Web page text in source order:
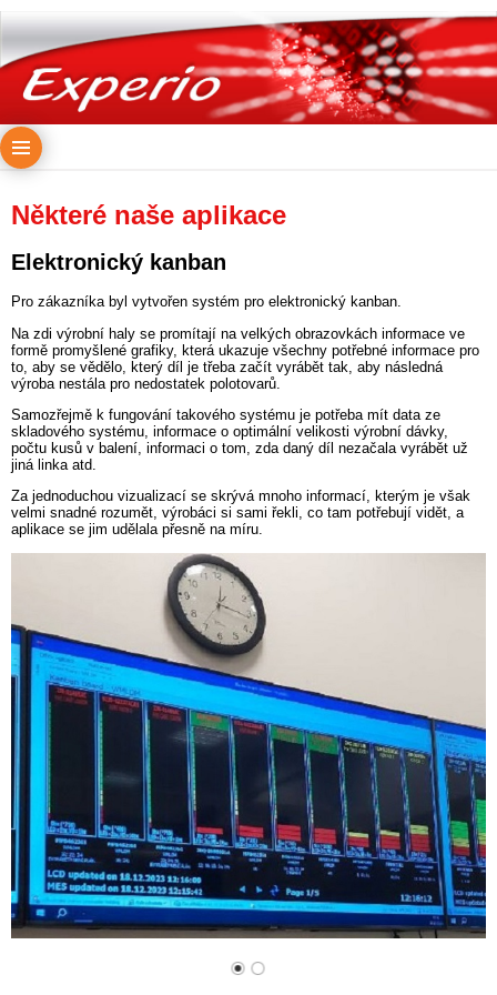
Některé naše aplikace
Elektronický kanban
Pro zákazníka byl vytvořen systém pro elektronický kanban.
Na zdi výrobní haly se promítají na velkých obrazovkách informace ve
formě promyšlené grafiky, která ukazuje všechny potřebné informace pro
to, aby se vědělo, který díl je třeba začít vyrábět tak, aby následná
výroba nestála pro nedostatek polotovarů.
Samozřejmě k fungování takového systému je potřeba mít data ze
skladového systému, informace o optimální velikosti výrobní dávky,
počtu kusů v balení, informaci o tom, zda daný díl nezačala vyrábět už
jiná linka atd.
Za jednoduchou vizualizací se skrývá mnoho informací, kterým je však
velmi snadné rozumět, výrobáci si sami řekli, co tam potřebují vidět, a
aplikace se jim udělala přesně na míru.